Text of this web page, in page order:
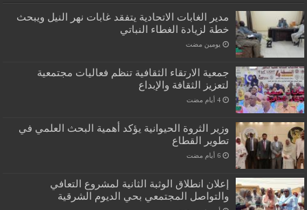
مدير الغابات الاتحادية يتفقد غابات نهر النيل ويبحث
خطة لزيادة الغطاء النباتي
‏يومين مضت
جمعية الارتقاء الثقافية تنظم فعاليات مجتمعية
لتعزيز الثقافة والإبداع
‏4 أيام مضت
وزير الثروة الحيوانية يؤكد أهمية البحث العلمي في
تطوير القطاع
‏6 أيام مضت
إعلان انطلاق الوثبة الثانية لمشروع التعافي
والتواصل المجتمعي بحي الديوم الشرقية